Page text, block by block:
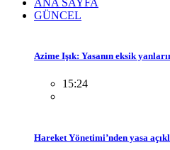
ANA SAYFA
GÜNCEL
Azime Işık: Yasanın eksik
15:24
Hareket Yönetimi’nden yasa